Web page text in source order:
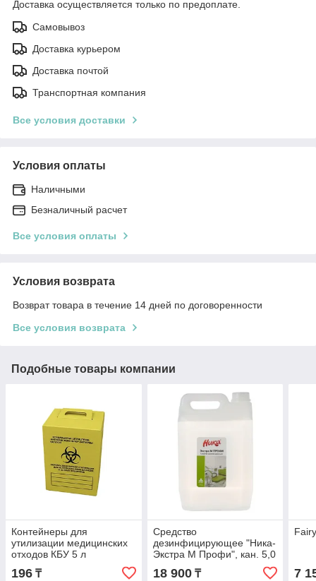
Доставка осуществляется только по предоплате.
Самовывоз
Доставка курьером
Доставка почтой
Транспортная компания
Все условия доставки
Условия оплаты
Наличными
Безналичный расчет
Все условия оплаты
Условия возврата
Возврат товара в течение 14 дней по договоренности
Все условия возврата
Подобные товары компании
Контейнеры для
утилизации медицинских
отходов КБУ 5 л
196 ₸
Средство
дезинфицирующее "Ника-
Экстра М Профи", кан. 5,0
18 900₸ 7